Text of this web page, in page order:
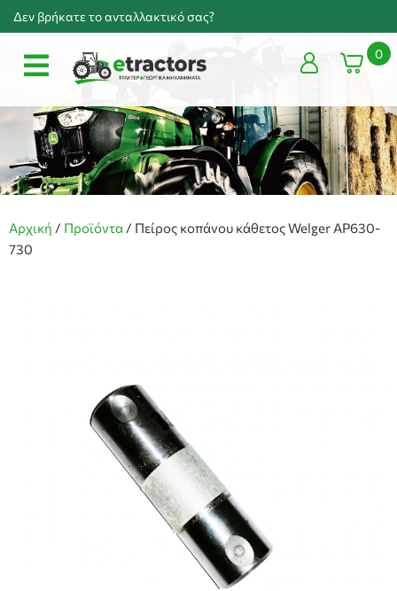
Δεν βρήκατε το ανταλλακτικό σας?
0
Αρχική / Προϊόντα / Πείρος κοπάνου κάθετος Welger AP630-
730